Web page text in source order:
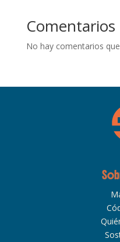
No hay comentarios